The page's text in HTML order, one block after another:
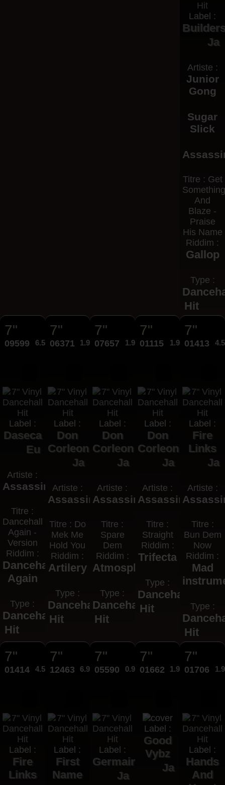
Label :
Ja
Artiste :
Junior
Gong
Sugar
Slick
Titre : Get
And
Blaze -
Praise
His Name
Riddim :
Gallop
Type :
Hit
7"
09599 6.50€
Label :
Daseca
Eu
Artiste :
Assassin
Titre :
Dancehall
Again -
Version
Riddim :
Dancehall
Again
Type :
Dancehall
Hit
7"
06371 1.99€
Label :
Don
Corleon
Ja
Artiste :
Assassin
Titre : Do
Mek Me
Hold You
Riddim :
Artilery
Type :
Dancehall
Hit
7"
07657 1.99€
Label :
Don
Corleon
Ja
Artiste :
Assassin
Titre :
Spare
Dem
Riddim :
Atmosphere
Type :
Dancehall
Hit
7"
01115 1.99€
Label :
Don
Corleon
Ja
Artiste :
Assassin
Titre :
Straight
Riddim :
Trifecta
Type :
Dancehall
Hit
7"
01413
Label :
Fire
Links
Ja
Artiste :
Titre :
Bun Dem
Now
Riddim :
Mad
Type :
Hit
7"
01414 4.50€
Label :
Fire
Links
7"
12463 6.95€
Label :
First
Name
7"
05590 0.99€
Label :
Germain
Ja
7"
01662 1.99€
Label :
Good
Vybz
Ja
7"
01706
Label :
Hands
And